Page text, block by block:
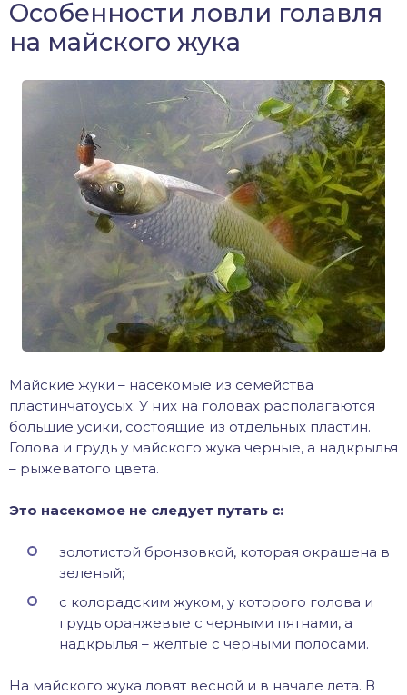
Особенности ловли голавля
на майского жука
Майские жуки – насекомые из семейства
пластинчатоусых. У них на головах располагаются
большие усики, состоящие из отдельных пластин.
Голова и грудь у майского жука черные, а надкрылья
– рыжеватого цвета.
Это насекомое не следует путать с:
золотистой бронзовкой, которая окрашена в
зеленый;
с колорадским жуком, у которого голова и
грудь оранжевые с черными пятнами, а
надкрылья – желтые с черными полосами.
На майского жука ловят весной и в начале лета. В